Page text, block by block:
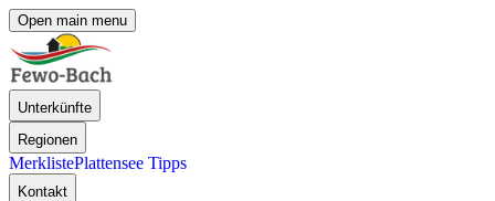
Open main menu
Unterkünfte
Regionen
MerklistePlattensee Tipps
Kontakt